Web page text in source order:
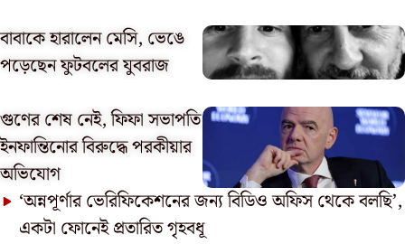
বাবাকে হারালেন মেসি, ভেঙে
পড়েছেন ফুটবলের যুবরাজ
গুণের শেষ নেই, ফিফা সভাপতি
ইনফান্তিনোর বিরুদ্ধে পরকীয়ার
অভিযোগ
‘অন্নপূর্ণার ভেরিফিকেশনের জন্য বিডিও অফিস থেকে বলছি’,
একটা ফোনেই প্রতারিত গৃহবধূ